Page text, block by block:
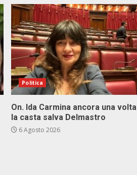
Politica
On. Ida Carmina ancora una volta
la casta salva Delmastro
6 Agosto 2026